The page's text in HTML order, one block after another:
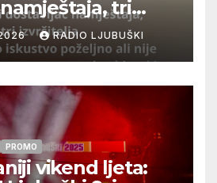
tri
RADIO LJUBUŠKI
PROMO
vikend ljeta: